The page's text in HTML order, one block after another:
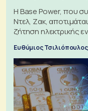
Η Base Power, που
Ντελ, Ζακ,
ζήτηση ηλεκτρικής
Ευθύμιος Τσιλιόπουλος